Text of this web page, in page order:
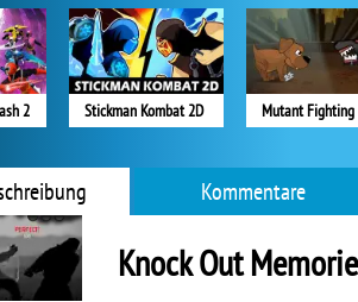
2 Stickman Kombat 2D Mutant Fighting
Kommentare
Knock Out